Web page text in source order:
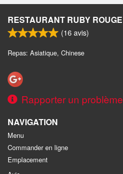
RESTAURANT RUBY ROUGE
(16avis)
Repas: Asiatique, Chinese
Rapporter un problème
NAVIGATION
Menu
Commander en ligne
Emplacement